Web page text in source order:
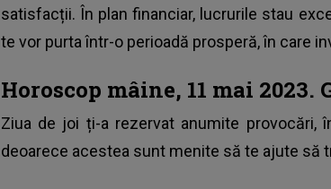
satisfacții. În plan financiar, lucrurile stau
te vor purta într-o perioadă prosperă, în care
Horoscop mâine, 11 mai 2023.
Ziua de joi ți-a rezervat anumite provocări,
deoarece acestea sunt menite să te ajute să